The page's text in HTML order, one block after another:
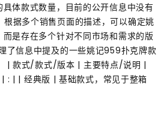
体款式数量，目前的公开信息中没有
根据多个销售页面的描述，可以确定姚
是存在多个针对不同市场和需求的版
了信息中提及的一些姚记959扑克牌款
| 款式/款式/版本 | 主要特点/说明 |
| | 经典版 | 基础款式，常见于整箱